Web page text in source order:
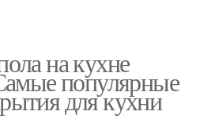
на кухне
популярные
для кухни